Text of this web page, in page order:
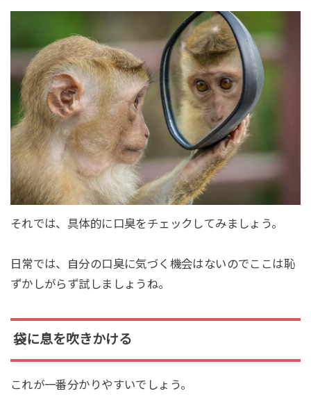
それでは、具体的に口臭をチェックしてみましょう。
日常では、自分の口臭に気づく機会はないのでここは恥
ずかしがらず試しましょうね。
袋に息を吹きかける
これが一番分かりやすいでしょう。